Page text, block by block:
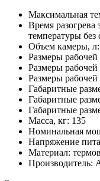
Максимальная
Время разогрева
температуры
Объем камеры,
Размеры
Размеры
Размеры
Габаритные
Габаритные
Габаритные
Масса, кг: 135
Номинальная
Напряжение
Материал:
Производитель: